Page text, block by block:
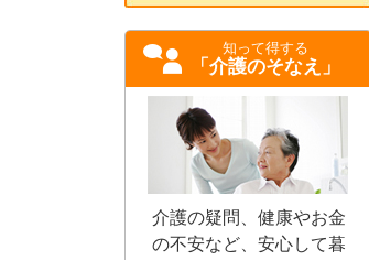
知って得する
「介護のそなえ」
介護の疑問、健康やお金
の不安など、安心して暮